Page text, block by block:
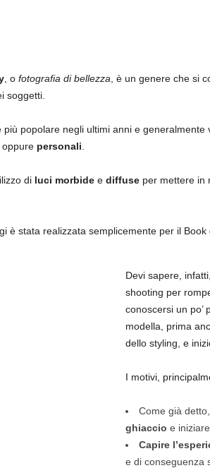
, o fotografia di bellezza , è un genere che si
soggetti.
popolare negli ultimi anni e generalmente
oppure personali
di luci morbidee diffuse per mettere in
è stata realizzata semplicemente per il Book
Devi sapere,
shooting per
conoscersi un po’
modella, prima
dello styling, e
I motivi,
Come già
ghiaccio e
Capire
e di conseguenza